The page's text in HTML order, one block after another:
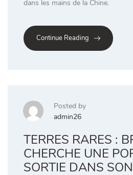
dans les mains de la Chine.
Continue Reading
Posted by
admin26
TERRES RARES :
CHERCHE UNE
SORTIE DANS